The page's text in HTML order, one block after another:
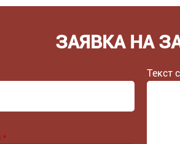
ЗАЯВКА НА
*
Текст